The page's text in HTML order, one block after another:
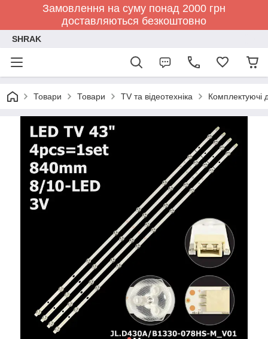
Замовлення на суму понад 2000 грн
доставляються безкоштовно
SHRAK
Товари Товари TV та відеотехніка Комплектуючі